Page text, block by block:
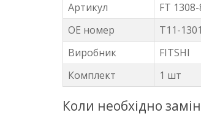
Артикул
FT 1308-
OE номер
T11-
Виробник
FITSHI
Комплект
1 шт
Коли необхідно